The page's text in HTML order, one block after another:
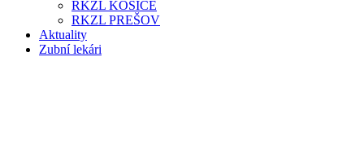
RKZL KOŠICE
RKZL PREŠOV
Aktuality
Zubní lekári